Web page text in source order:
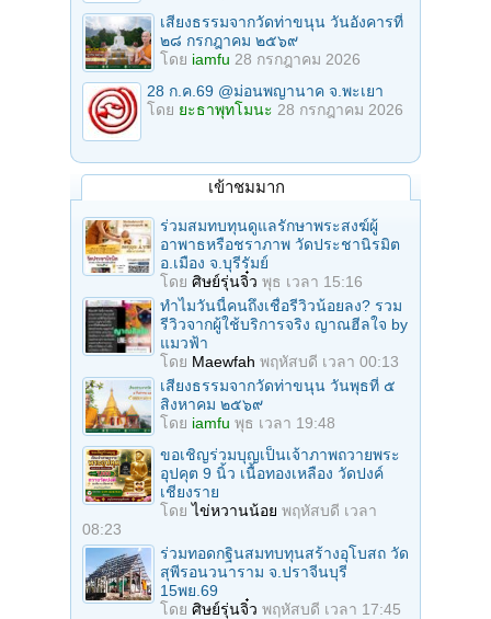
เสียงธรรมจากวัดท่าขนุน วันอังคารที่
๒๘ กรกฎาคม ๒๕๖๙
โดย iamfu 28 กรกฎาคม 2026
28 ก.ค.69 @ม่อนพญานาค จ.พะเยา
โดย ยะธาพุทโมนะ 28 กรกฎาคม 2026
เข้าชมมาก
ร่วมสมทบทุนดูแลรักษาพระสงฆ์ผู้
อาพาธหรือชราภาพ วัดประชานิรมิต
อ.เมือง จ.บุรีรัมย์
โดย ศิษย์รุ่นจิ๋ว พุธ เวลา 15:16
ทำไมวันนี้คนถึงเชื่อรีวิวน้อยลง? รวม
รีวิวจากผู้ใช้บริการจริง ญาณฮีลใจ by
แมวฟ้า
โดย Maewfah พฤหัสบดี เวลา 00:13
เสียงธรรมจากวัดท่าขนุน วันพุธที่ ๕
สิงหาคม ๒๕๖๙
โดย iamfu พุธ เวลา 19:48
ขอเชิญร่วมบุญเป็นเจ้าภาพถวายพระ
อุปคุต 9 นิ้ว เนื้อทองเหลือง วัดปงค์
เชียงราย
โดยไข่หวานน้อย พฤหัสบดี เวลา
08:23
ร่วมทอดกฐินสมทบทุนสร้างอุโบสถ วัด
สุพีรอนวนาราม จ.ปราจีนบุรี
15พย.69
โดย ศิษย์รุ่นจิ๋ว พฤหัสบดี เวลา 17:45